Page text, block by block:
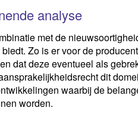
analyse
met de
Zo is er voor de
dat deze eventueel als
dit
waarbij de
worden.